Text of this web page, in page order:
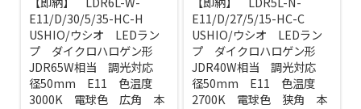
E11/D/30/5/35-HC-H
USHIO/ウシオ LEDラン
プ ダイクロハロゲン形
JDR65W相当 調光対応
径50mm E11 色温度
3000K 電球色 広角 本
E11/D/27/5/15-HC-C
USHIO/ウシオ LEDラン
プ ダイクロハロゲン形
JDR40W相当 調光対応
径50mm E11 色温度
2700K 電球色 狭角 本